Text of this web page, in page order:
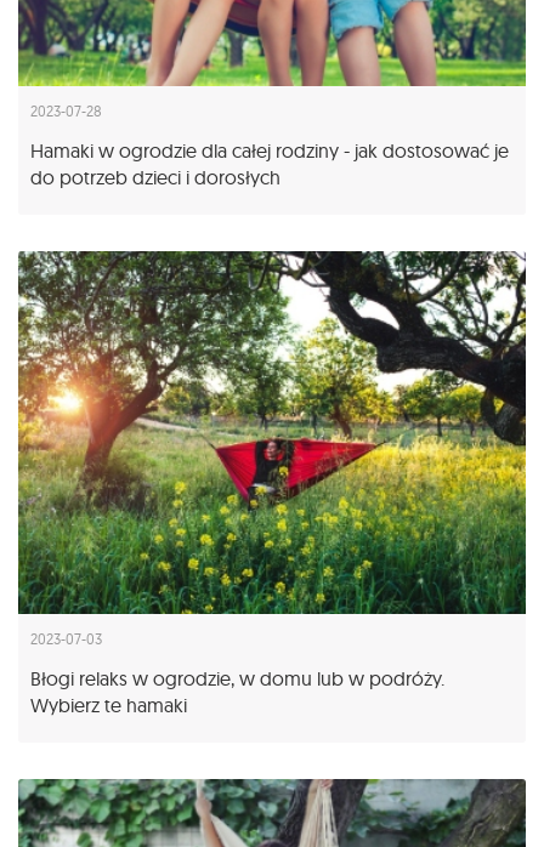
2023-07-28
Hamaki w ogrodzie dla całej rodziny - jak dostosować je
do potrzeb dzieci i dorosłych
2023-07-03
Błogi relaks w ogrodzie, w domu lub w podróży.
Wybierz te hamaki